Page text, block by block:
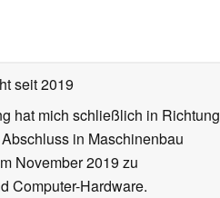
seit 2019
hat mich schließlich in Richtung
in Maschinenbau
November 2019 zu
Computer-Hardware.